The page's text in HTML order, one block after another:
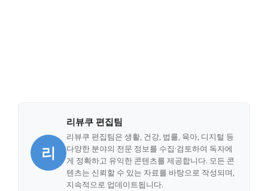
리
리뷰쿠 편집팀
리뷰쿠 편집팀은 생활, 건강, 법률, 육아, 디지털 등
다양한 분야의 전문 정보를 수집·검토하여 독자에
게 정확하고 유익한 콘텐츠를 제공합니다. 모든 콘
텐츠는 신뢰할 수 있는 자료를 바탕으로 작성되며,
지속적으로 업데이트됩니다.